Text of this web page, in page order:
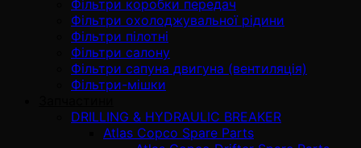
Фільтри коробки передач
Фільтри охолоджувальної рідини
Фільтри пілотні
Фільтри салону
Фільтри сапуна двигуна (вентиляція)
Фільтри-мішки
DRILLING & HYDRAULIC BREAKER
Atlas Copco Spare Parts